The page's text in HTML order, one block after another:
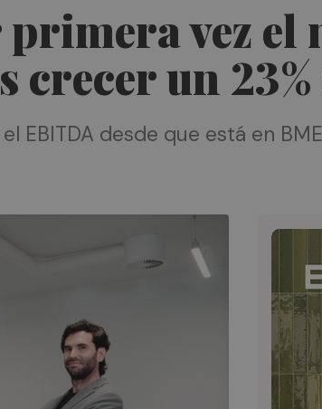
vez el
crecer un
desde que está en